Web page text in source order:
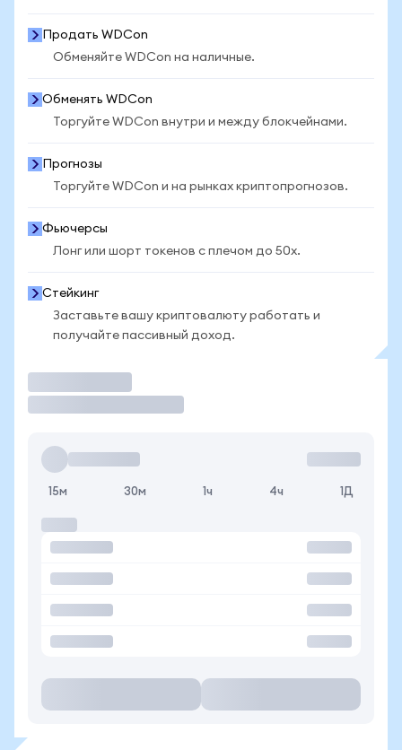
Продать WDCon
Обменяйте WDCon на наличные.
Обменять WDCon
Торгуйте WDCon внутри и между блокчейнами.
Прогнозы
Торгуйте WDCon и на рынках криптопрогнозов.
Фьючерсы
Лонг или шорт токенов с плечом до 50x.
Стейкинг
Заставьте вашу криптовалюту работать и
получайте пассивный доход.
15м 30м 1ч 4ч 1Д